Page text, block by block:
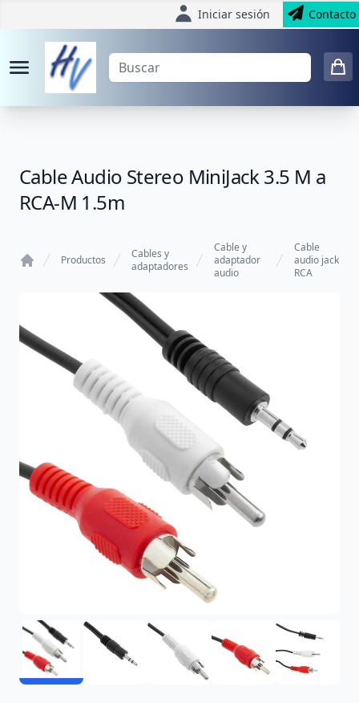
Iniciar sesión Contacto
Cable Audio Stereo MiniJack 3.5 M a
RCA-M 1.5m
Productos
Cables y
adaptadores
Cable y
adaptador
audio
Cable
audio jack
RCA